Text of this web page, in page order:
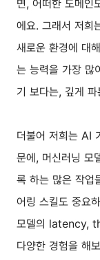
면, 어떠한 도메인
에요. 그래서 저희
새로운 환경에 대
는 능력을 가장 많
기 보다는, 깊게
더불어 저희는 AI
문에, 머신러닝 모
록 하는 많은 작업
어링 스킬도 중요
모델의 latency,
다양한 경험을 해